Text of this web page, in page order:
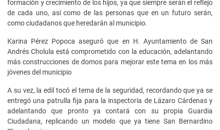
formación y crecimiento de los hijos, ya que siempre serán el reflejo
de cada uno, así como de las personas que en un futuro serán,
como ciudadanos que heredarán al municipio.
Karina Pérez Popoca aseguró que en H. Ayuntamiento de San
Andrés Cholula está comprometido con la educación, adelantando
más construcciones de domos para mejorar este tema en los más
jóvenes del municipio
A su vez, la edil tocó el tema de la seguridad, recordando que ya se
entregó una patrulla fija para la inspectoría de Lázaro Cárdenas y
adelantando que pronto ya contará con su propia Guardia
Ciudadana, replicando un modelo que ya tiene San Bernardino